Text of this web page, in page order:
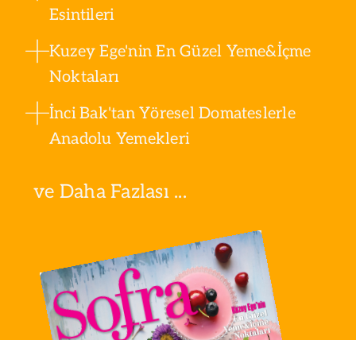
Esintileri
Kuzey Ege'nin En Güzel Yeme&İçme
Noktaları
İnci Bak'tan Yöresel Domateslerle
Anadolu Yemekleri
ve Daha Fazlası ...